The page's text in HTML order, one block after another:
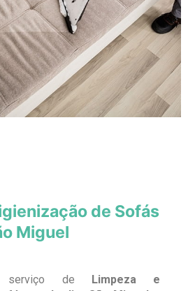
de Sofás
Miguel
serviço de Limpeza e